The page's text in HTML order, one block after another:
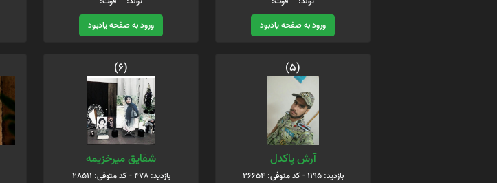
ورود به صفحه یادبود
ورود به صفحه یادبود
(5)
آرش پاکدل
بازدید: 1195 - کد متوفی: 26654
(6)
شقایق میرخزیمه
بازدید: 478 - کد متوفی: 28511